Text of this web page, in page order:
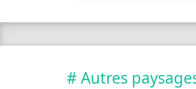
# Autres